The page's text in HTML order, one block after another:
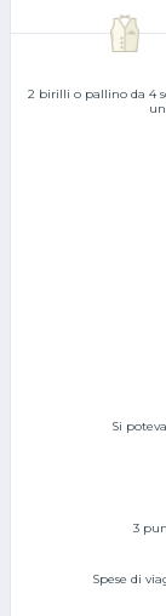
2 birilli o pallino da 4
Si
3
Spese di